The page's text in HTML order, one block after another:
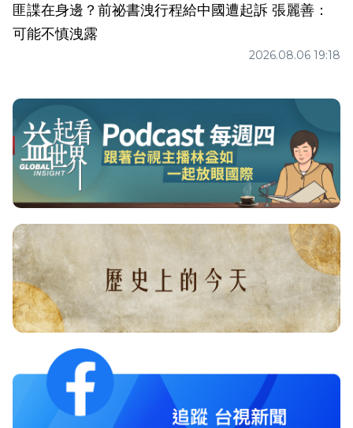
匪諜在身邊？前祕書洩行程給中國遭起訴 張麗善：
可能不慎洩露
2026.08.06 19:18